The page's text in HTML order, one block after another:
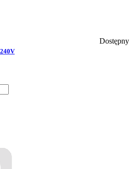
Dostępny